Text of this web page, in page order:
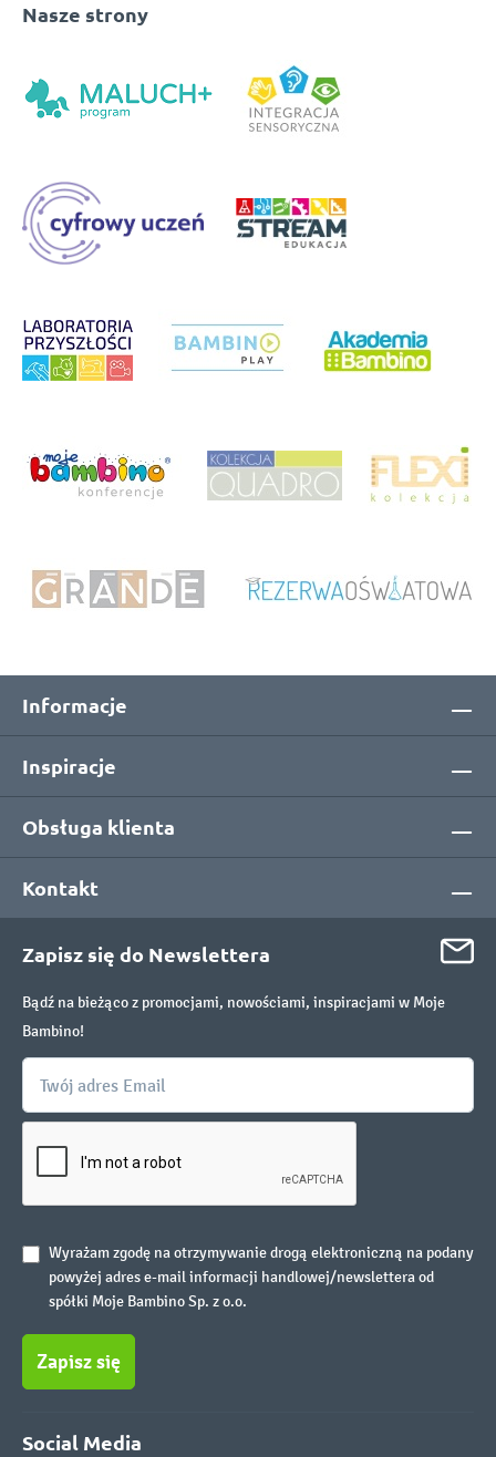
Nasze strony
Informacje
Inspiracje
Obsługa klienta
Kontakt
Zapisz się do Newslettera
Bądź na bieżąco z promocjami, nowościami, inspiracjami w Moje
Bambino!
Wyrażam zgodę na otrzymywanie drogą elektroniczną na podany
powyżej adres e-mail informacji handlowej/newslettera od
spółki Moje Bambino Sp. z o.o.
Zapisz się
Social Media